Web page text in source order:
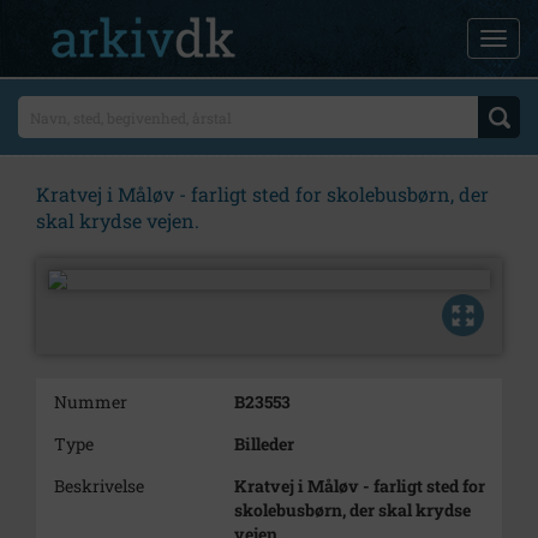
Kratvej i Måløv - farligt sted for skolebusbørn, der
skal krydse vejen.
Nummer
B23553
Type
Billeder
Beskrivelse
Kratvej i Måløv - farligt sted for
skolebusbørn, der skal krydse